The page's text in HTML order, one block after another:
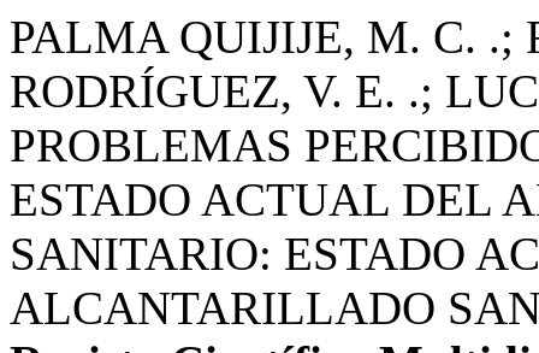
PALMA QUIJIJE, M. C. .;
RODRÍGUEZ, V. E. .;
PROBLEMAS
ESTADO ACTUAL DEL
SANITARIO: ESTADO
ALCANTARILLADO